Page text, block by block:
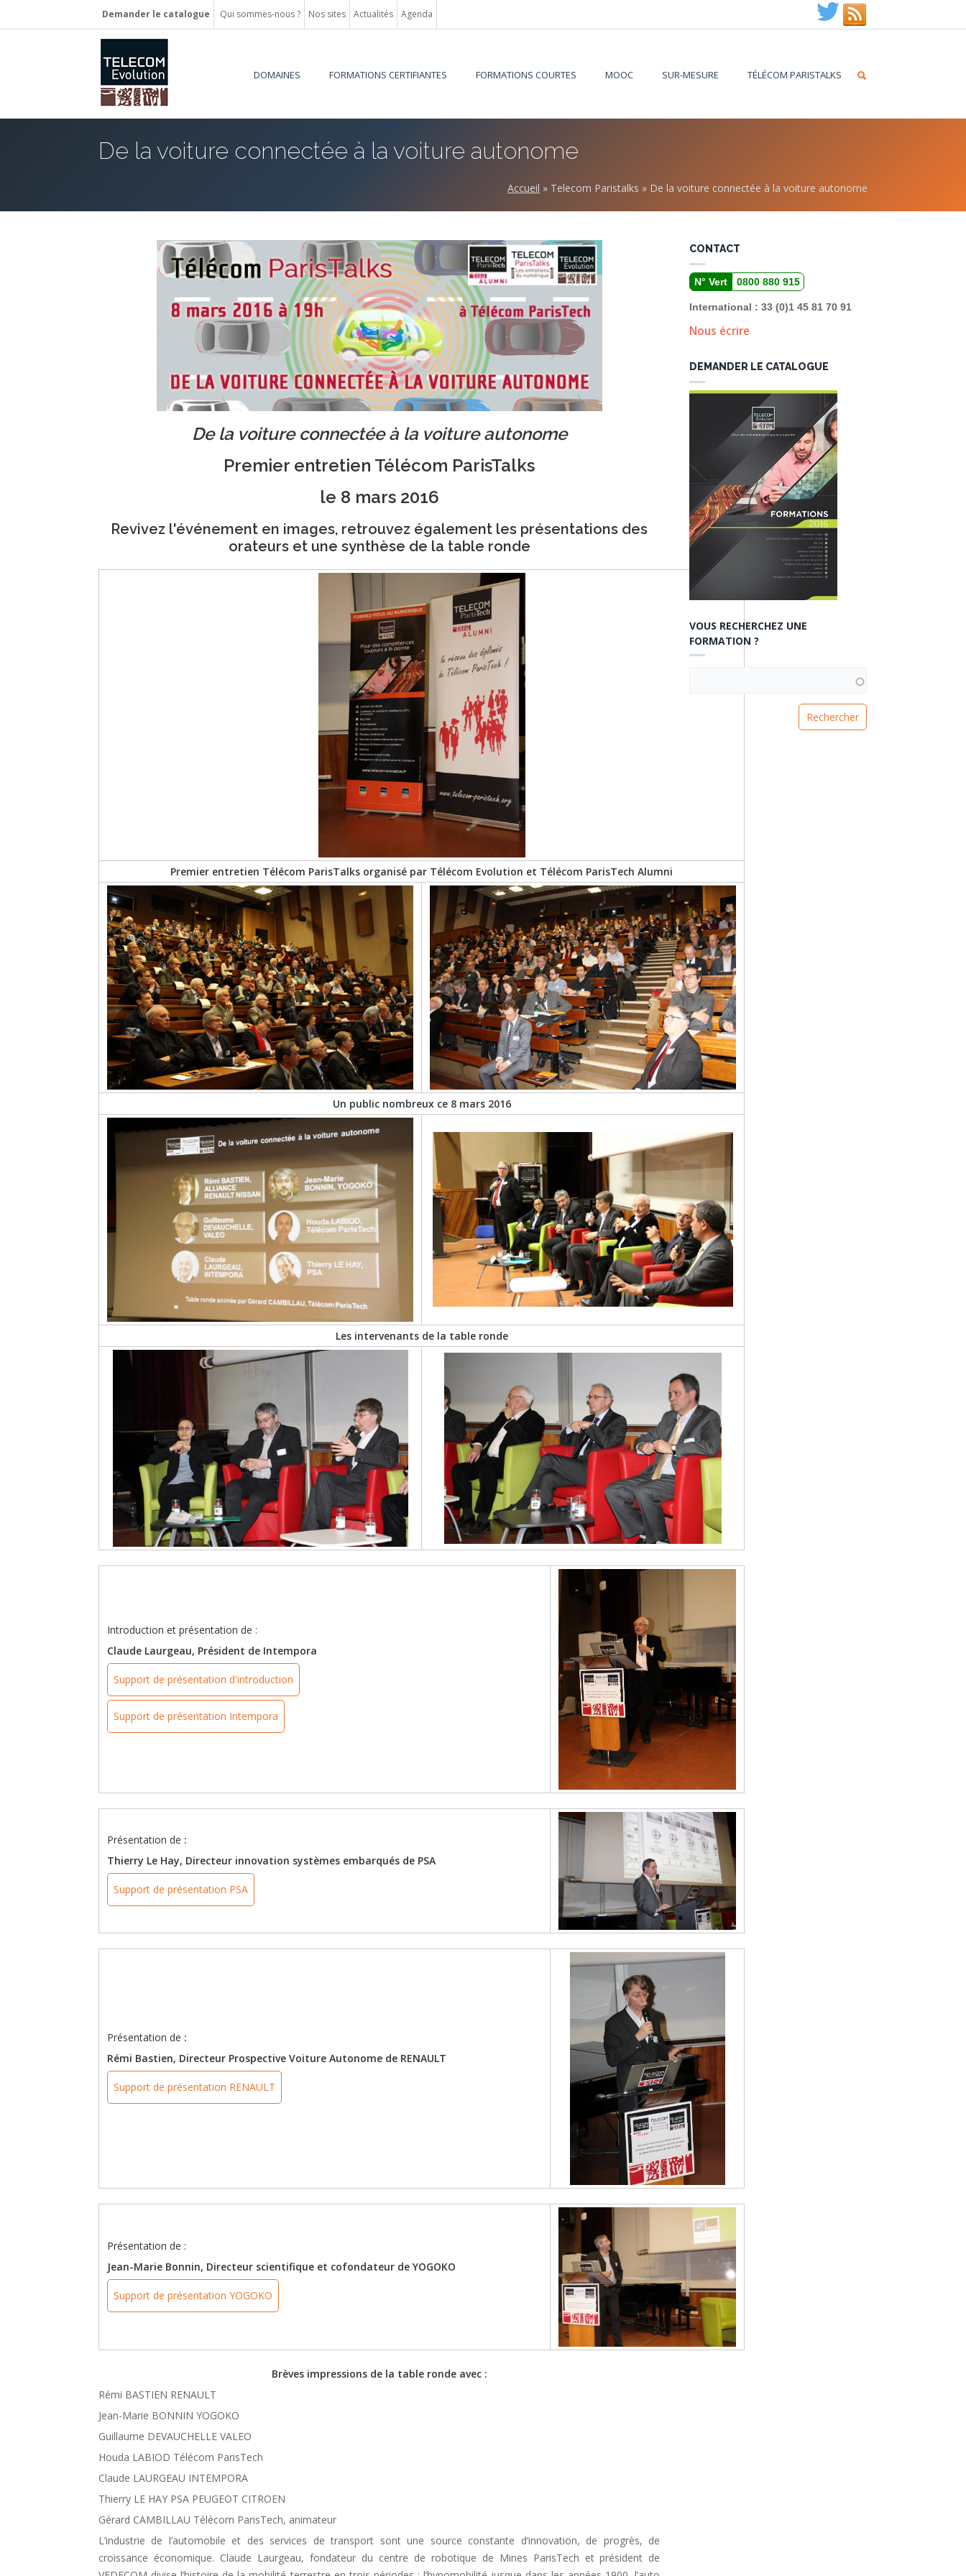
Demander le catalogue Qui sommes-nous ? Nos sites Actualités Agenda
DOMAINES FORMATIONS CERTIFIANTES FORMATIONS COURTES MOOC SUR-MESURE TÉLÉCOM PARISTALKS
De la voiture connectée à la voiture autonome
Accueil » Telecom Paristalks » De la voiture connectée à la voiture autonome
De la voiture connectée à la voiture autonome
Premier entretien Télécom ParisTalks
le 8 mars 2016
Revivez l'événement en images, retrouvez également les présentations des
orateurs et une synthèse de la table ronde
Premier entretien Télécom ParisTalks organisé par Télécom Evolution et Télécom ParisTech Alumni
Un public nombreux ce 8 mars 2016
Les intervenants de la table ronde
Introduction et présentation de :
Claude Laurgeau, Président de Intempora
Support de présentation d'introduction
Support de présentation Intempora
Présentation de :
Thierry Le Hay, Directeur innovation systèmes embarqués de PSA
Support de présentation PSA
Présentation de :
Rémi Bastien, Directeur Prospective Voiture Autonome de RENAULT
Support de présentation RENAULT
Présentation de :
Jean-Marie Bonnin, Directeur scientifique et cofondateur de YOGOKO
Support de présentation YOGOKO
Brèves impressions de la table ronde avec :
Rémi BASTIEN RENAULT
Jean-Marie BONNIN YOGOKO
Guillaume DEVAUCHELLE VALEO
Houda LABIOD Télécom ParisTech
Claude LAURGEAU INTEMPORA
Thierry LE HAY PSA PEUGEOT CITROEN
Gérard CAMBILLAU Télécom ParisTech, animateur
L’industrie de l’automobile et des services de transport sont une source constante d’innovation, de progrès, de
croissance économique. Claude Laurgeau, fondateur du centre de robotique de Mines ParisTech et président de
CONTACT
N° Vert 0800 880 915
International : 33 (0)1 45 81 70 91
Nous écrire
DEMANDER LE CATALOGUE
VOUS RECHERCHEZ UNE
FORMATION ?
VOUS RECHERCHEZ UNE FORMATION ?